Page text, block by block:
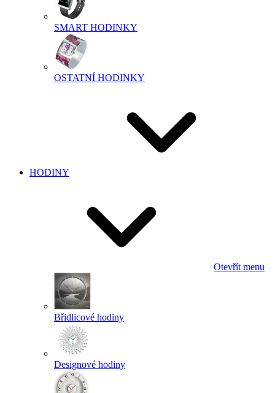
SMART HODINKY
OSTATNÍ HODINKY
HODINY
Otevřít menu
Břidlicové hodiny
Designové hodiny